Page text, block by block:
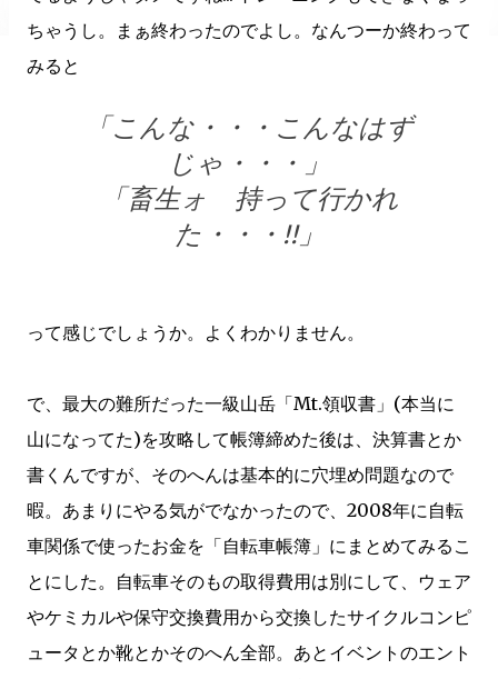
ちゃうし。まぁ終わったのでよし。なんつーか終わって
みると
「こんな・・・こんなはず
じゃ・・・」
「畜生ォ 持って行かれ
た・・・!!」
って感じでしょうか。よくわかりません。
で、最大の難所だった一級山岳「Mt.領収書」(本当に
山になってた)を攻略して帳簿締めた後は、決算書とか
書くんですが、そのへんは基本的に穴埋め問題なので
暇。あまりにやる気がでなかったので、2008年に自転
車関係で使ったお金を「自転車帳簿」にまとめてみるこ
とにした。自転車そのもの取得費用は別にして、ウェア
やケミカルや保守交換費用から交換したサイクルコンピ
ュータとか靴とかそのへん全部。あとイベントのエント